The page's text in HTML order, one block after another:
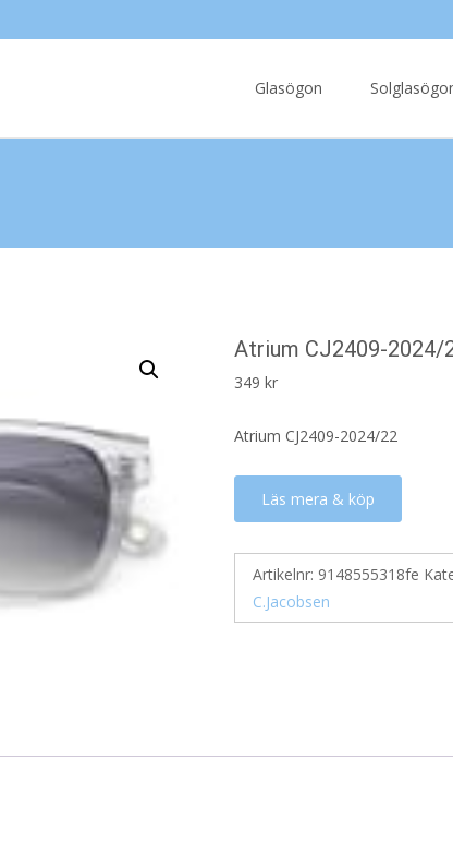
Glasögon
Atrium CJ2409-2024/
349 kr
Atrium CJ2409-2024/22
Läs mera & köp
Artikelnr: 9148555318fe
C.Jacobsen